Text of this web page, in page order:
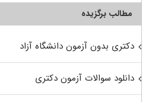
مطالب برگزیده
دکتری بدون آزمون دانشگاه آزاد
دانلود سوالات آزمون دکتری